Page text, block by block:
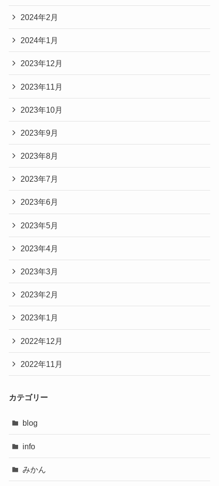
2024年2月
2024年1月
2023年12月
2023年11月
2023年10月
2023年9月
2023年8月
2023年7月
2023年6月
2023年5月
2023年4月
2023年3月
2023年2月
2023年1月
2022年12月
2022年11月
カテゴリー
blog
info
みかん